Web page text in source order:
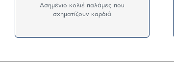
Ασημένιο κολιέ παλάμες που
σχηματίζουν καρδιά